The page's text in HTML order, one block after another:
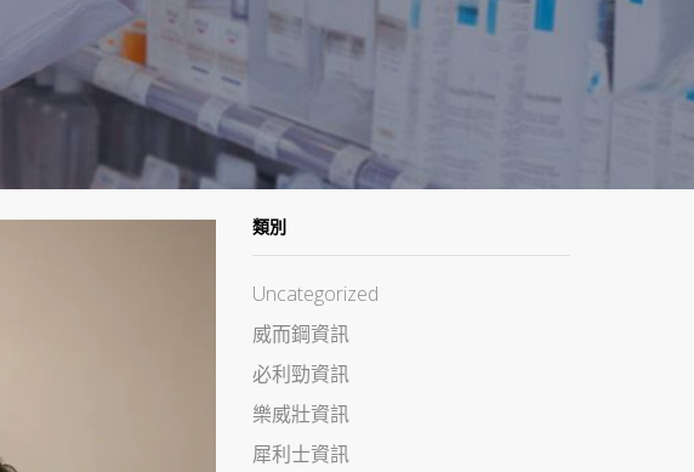
類別
Uncategorized
威而鋼資訊
必利勁資訊
樂威壯資訊
犀利士資訊